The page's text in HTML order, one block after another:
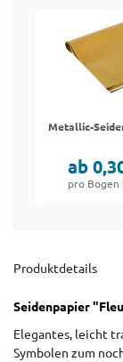
Metallic-
ab
pro Bogen
Produktdetails
Seidenpapier
Elegantes, leicht
Symbolen zum